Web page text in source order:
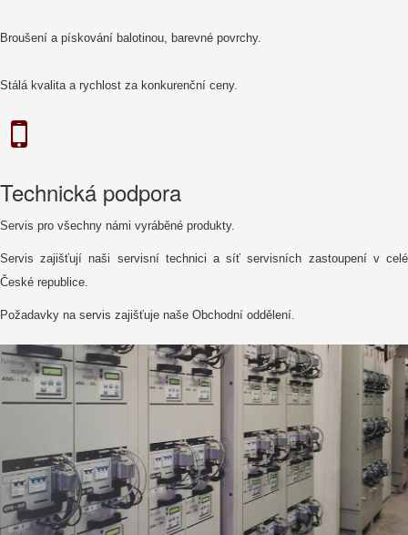
Broušení a pískování balotinou, barevné povrchy.
Stálá kvalita a rychlost za konkurenční ceny.
Technická podpora
Servis pro všechny námi vyráběné produkty.
Servis zajišťují naši servisní technici a síť servisních zastoupení v celé
České republice.
Požadavky na servis zajišťuje naše Obchodní oddělení.